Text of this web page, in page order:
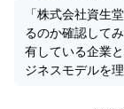
「株式会社資生
るのか確認して
有している企業
ジネスモデルを